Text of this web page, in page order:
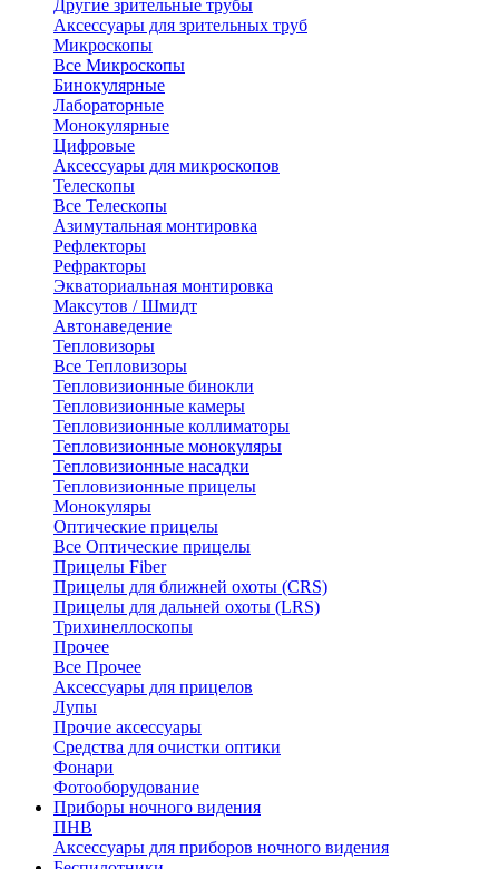
Другие зрительные трубы
Аксессуары для зрительных труб
Микроскопы
Все Микроскопы
Бинокулярные
Лабораторные
Монокулярные
Цифровые
Аксессуары для микроскопов
Телескопы
Все Телескопы
Азимутальная монтировка
Рефлекторы
Рефракторы
Экваториальная монтировка
Максутов / Шмидт
Автонаведение
Тепловизоры
Все Тепловизоры
Тепловизионные бинокли
Тепловизионные камеры
Тепловизионные коллиматоры
Тепловизионные монокуляры
Тепловизионные насадки
Тепловизионные прицелы
Монокуляры
Оптические прицелы
Все Оптические прицелы
Прицелы Fiber
Прицелы для ближней охоты (CRS)
Прицелы для дальней охоты (LRS)
Трихинеллоскопы
Прочее
Все Прочее
Аксессуары для прицелов
Лупы
Прочие аксессуары
Средства для очистки оптики
Фонари
Фотооборудование
Приборы ночного видения
ПНВ
Аксессуары для приборов ночного видения